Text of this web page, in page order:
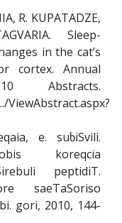
R. KUPATADZE,
Sleep-
in the cat’s
cortex. Annual
Abstracts.
ViewAbstract.aspx?
e. suხiSvili.
koreqcia
peptidiT.
saeTaSoriso
gori, 2010, 144-